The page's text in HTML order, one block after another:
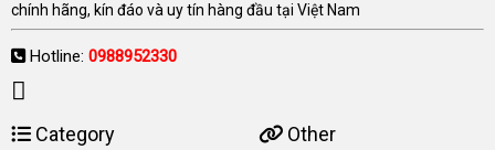
chính hãng, kín đáo và uy tín hàng đầu tại Việt Nam
Hotline: 0988952330
Category Other